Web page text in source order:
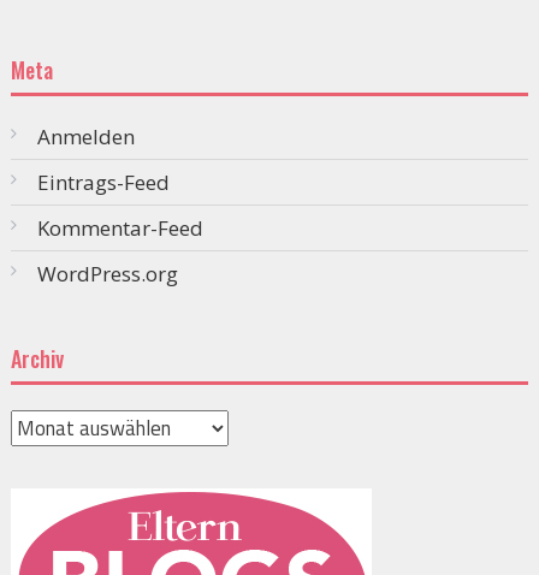
Meta
Anmelden
Eintrags-Feed
Kommentar-Feed
WordPress.org
Archiv
Archiv